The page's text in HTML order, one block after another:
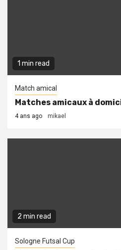
1 min read
Match amical
Matches amicaux à
4 ans ago mikael
2 min read
Sologne Futsal Cup